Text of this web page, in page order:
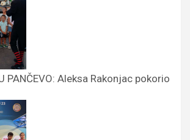
PANČEVO: Aleksa Rakonjac pokorio